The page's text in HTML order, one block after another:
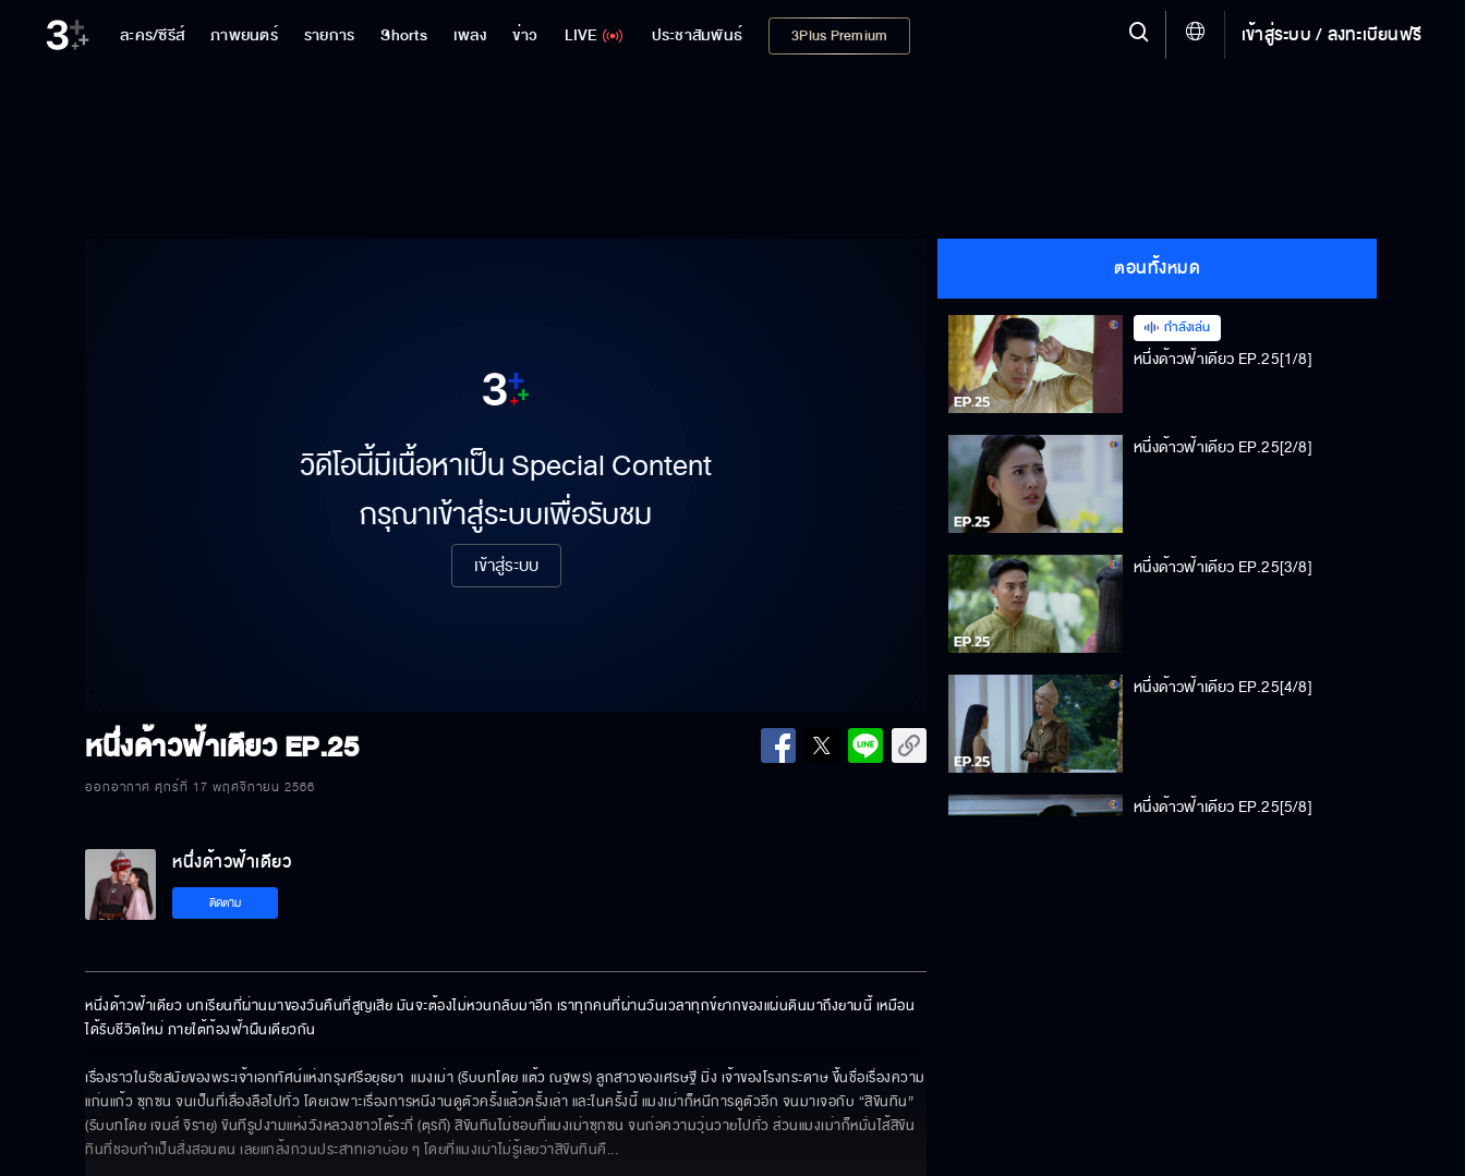
ละคร/ซีรีส์ ภาพยนตร์ รายการ Shorts เพลง ข่าว LIVE ประชาสัมพันธ์ 3Plus Premium เข้าสู่ระบบ / ลงทะเบียนฟรี
วิดีโอนี้มีเนื้อหาเป็น Special Content
กรุณาเข้าสู่ระบบเพื่อรับชม
เข้าสู่ระบบ
หนึ่งด้าวฟ้าเดียวEP.25
ออกอากาศ ศุกร์ที่ 17 พฤศจิกายน 2566
ตอนทั้งหมด
กำลังเล่น
หนึ่งด้าวฟ้าเดียว EP.25[1/8]
หนึ่งด้าวฟ้าเดียว EP.25[2/8]
หนึ่งด้าวฟ้าเดียว EP.25[3/8]
หนึ่งด้าวฟ้าเดียว EP.25[4/8]
หนึ่งด้าวฟ้าเดียว EP.25[5/8]
หนึ่งด้าวฟ้าเดียว
ติดตาม
หนึ่งด้าวฟ้าเดียว บทเรียนที่ผ่านมาของวันคืนที่สูญเสีย มันจะต้องไม่หวนกลับมาอีก เราทุกคนที่ผ่านวันเวลาทุกข์ยากของแผ่นดินมาถึงยามนี้ เหมือน
ได้รับชีวิตใหม่ ภายใต้ท้องฟ้าผืนเดียวกัน
เรื่องราวในรัชสมัยของพระเจ้าเอกทัศน์แห่งกรุงศรีอยุธยา  แมงเม่า (รับบทโดย แต้ว ณฐพร) ลูกสาวของเศรษฐี มิ่ง เจ้าของโรงกระดาษ ขึ้นชื่อเรื่องความ
แก่นแก้ว ซุกซน จนเป็นที่เลื่องลือไปทั่ว โดยเฉพาะเรื่องการหนีงานดูตัวครั้งแล้วครั้งเล่า และในครั้งนี้ แมงเม่าก็หนีการดูตัวอีก จนมาเจอกับ “สิขันทิน”
(รับบทโดย เจมส์ จิรายุ) ขันทีรูปงามแห่งวังหลวงชาวโต้ระกี่ (ตุรกี) สิขันทินไม่ชอบที่แมงเม่าซุกซน จนก่อความวุ่นวายไปทั่ว ส่วนแมงเม่าก็หมั่นไส้สิขัน
ทินที่ชอบทำเป็นสั่งสอนตน เลยแกล้งกวนประสาทเอาบ่อย ๆ โดยที่แมงเม่าไม่รู้เลยว่าสิขันทินคื...